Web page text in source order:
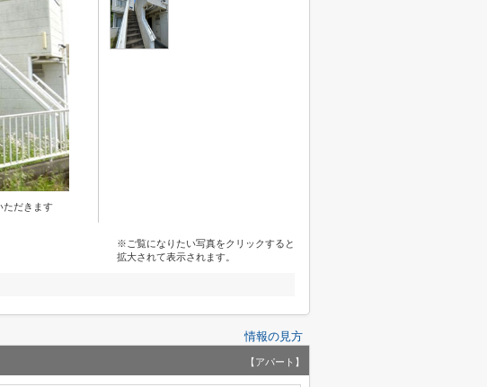
ただきます
※ご覧になりたい写真をクリックすると
拡大されて表示されます。
情報の見方
【アパート】